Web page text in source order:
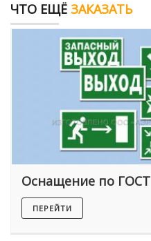
ЧТО ЕЩЁ ЗАКАЗАТЬ
Оснащение по ГОСТ
ПЕРЕЙТИ